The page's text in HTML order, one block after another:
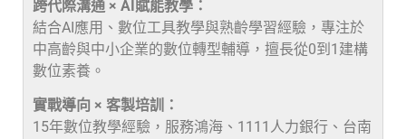
跨代際溝通 × AI賦能教學：
結合AI應用、數位工具教學與熟齡學習經驗，專注於
中高齡與中小企業的數位轉型輔導，擅長從0到1建構
數位素養。
實戰導向 × 客製培訓：
15年數位教學經驗，服務鴻海、1111人力銀行、台南